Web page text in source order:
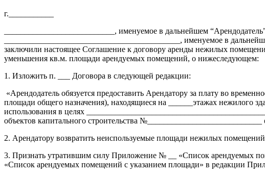
г.___________ «__»
___________________________, именуемое в дальнейшем
___________________________________________, именуемое в
заключили настоящее Соглашение к договору аренды нежилых
уменьшения кв.м. площади арендуемых помещений, о нижеследующем:
1. Изложить п. ___ Договора в следующей редакции:
«Арендодатель обязуется предоставить Арендатору за плату во
площади общего назначения), находящиеся на ______этажах нежилого
использования в целях
объектов капитального строительства
2. Арендатору возвратить неиспользуемые площади нежилых
3. Признать утратившим силу Приложение № __ «Список арендуемых
«Список арендуемых помещений с указанием площади» в редакции